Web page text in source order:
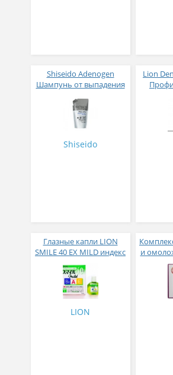
Shiseido Adenogen
Шампунь от выпадения
волос для сухой кожи
головы сменный блок
310 мл
Shiseido
Lion
Глазные капли LION
SMILE 40 EX MILD индекс
свежести 2
LION
и
Plus